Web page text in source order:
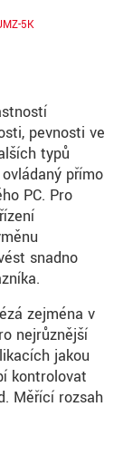
5K
pevnosti ve
typů
přímo
PC. Pro
snadno
zejména v
nejrůznější
jakou
kontrolovat
Měřící rozsah